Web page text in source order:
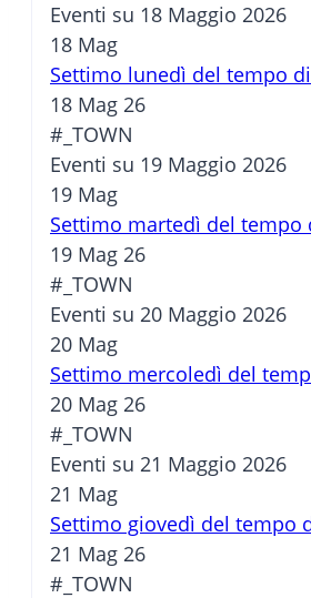
Eventi su 18 Maggio 2026
18 Mag
Settimo lunedì del tempo
18 Mag 26
#_TOWN
Eventi su 19 Maggio 2026
19 Mag
Settimo martedì del tempo
19 Mag 26
#_TOWN
Eventi su 20 Maggio 2026
20 Mag
Settimo mercoledì del
20 Mag 26
#_TOWN
Eventi su 21 Maggio 2026
21 Mag
Settimo giovedì del tempo
21 Mag 26
#_TOWN